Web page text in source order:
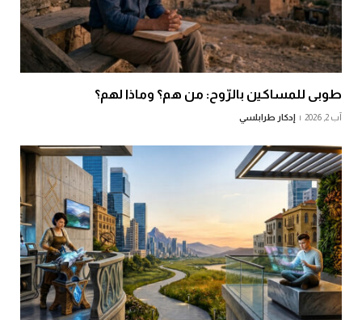
طوبى للمساكين بالرّوح: من هم؟ وماذا لهم؟
آب 2, 2026 إدكار طرابلسي